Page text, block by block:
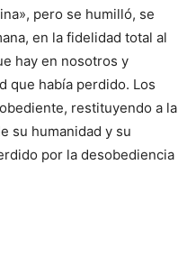
pero se humilló, se
en la fidelidad total al
hay en nosotros y
que había perdido. Los
restituyendo a la
su humanidad y su
por la desobediencia